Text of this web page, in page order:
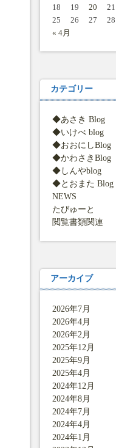
« 4月
18
19 20 21
25
26 27 28
カテゴリー
◆あさき Blog
◆いけべ blog
◆おおにしBlog
◆かわさきBlog
◆しんやblog
◆とおまた Blog
NEWS
たびゅーと
閲覧書類関連
アーカイブ
2026年7月
2026年4月
2026年2月
2025年12月
2025年9月
2025年4月
2024年12月
2024年8月
2024年7月
2024年4月
2024年1月